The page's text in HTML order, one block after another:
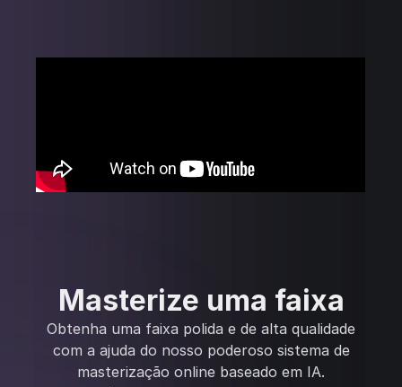
Masterize uma faixa
Obtenha uma faixa polida e de alta qualidade
com a ajuda do nosso poderoso sistema de
masterização online baseado em IA.